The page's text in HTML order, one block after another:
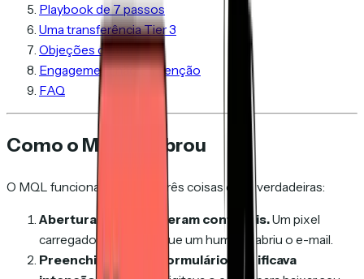
Playbook de 7 passos
Uma transferência Tier 3
Objeções comuns
Engagement não é intenção
FAQ
Como o MQL quebrou
O MQL funcionava quando três coisas eram verdadeiras:
Aberturas de e-mail eram confiáveis.Um pixel
carregado significava que um humano abriu o e-mail.
Preenchimento de formulário significava